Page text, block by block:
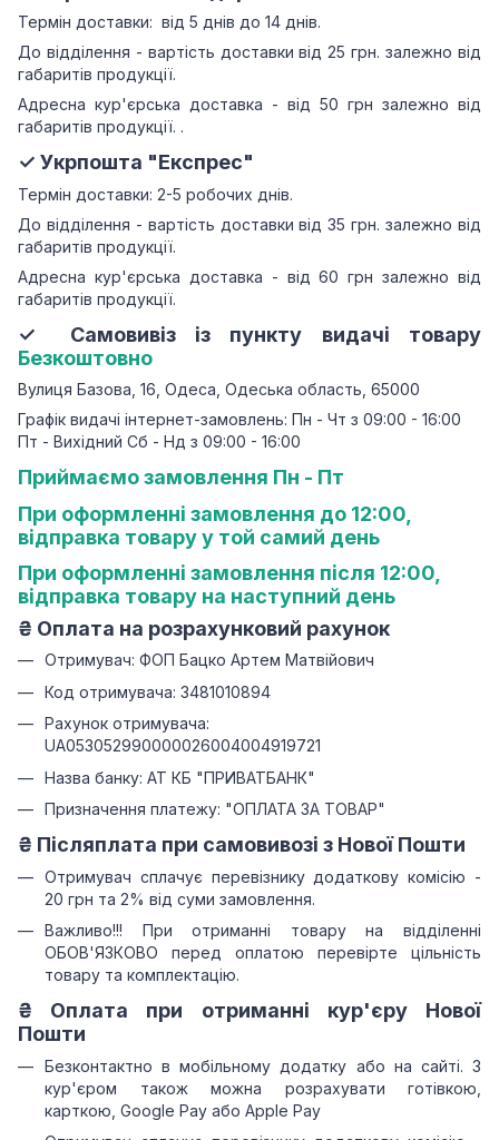
Термін доставки: від 5 днів до 14 днів.
До відділення - вартість доставки від 25 грн.залежно від
габаритів продукції.
Адресна кур'єрська доставка - від 50 грн залежно від
габаритів продукції. .
✓ Укрпошта "Експрес"
Термін доставки: 2-5 робочих днів.
До відділення - вартість доставки від 35 грн.залежно від
габаритів продукції.
Адресна кур'єрська доставка - від 60 грн залежно від
габаритів продукції.
✓ Самовивіз із пункту видачі товару
Безкоштовно
Вулиця Базова, 16, Одеса, Одеська область, 65000
Графік видачі інтернет-замовлень: Пн - Чт з 09:00 - 16:00
Пт - Вихідний Сб - Нд з 09:00 - 16:00
Приймаємо замовлення Пн - Пт
При оформленні замовлення до 12:00,
відправка товару у той самий день
При оформленні замовлення після 12:00,
відправка товару на наступний день
₴ Оплата на розрахунковий рахунок
Отримувач: ФОП Бацко Артем Матвійович
Код отримувача: 3481010894
Рахунок отримувача:
UA053052990000026004004919721
Назва банку: АТ КБ "ПРИВАТБАНК"
Призначення платежу: "ОПЛАТА ЗА ТОВАР"
₴ Післяплата при самовивозі з Нової Пошти
Отримувач сплачує перевізнику додаткову комісію -
20 грн та 2% від суми замовлення.
Важливо!!! При отриманні товару на відділенні
ОБОВ'ЯЗКОВО перед оплатою перевірте цільність
товару та комплектацію.
₴ Оплата при отриманні кур'єру Нової
Пошти
Безконтактно в мобільному додатку або на сайті. З
кур'єром також можна розрахувати готівкою,
карткою, Google Pay або Apple Pay